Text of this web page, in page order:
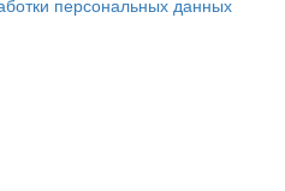
персональных данных